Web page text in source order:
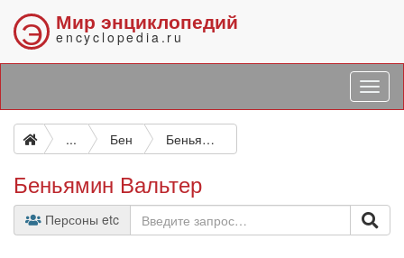
Э Мир энциклопедий
encyclopedia.ru
... Бен Беньямин Вальтер
Беньямин Вальтер
Персоны etc